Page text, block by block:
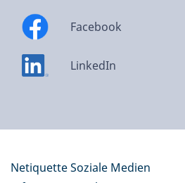
Facebook
LinkedIn
Netiquette Soziale Medien